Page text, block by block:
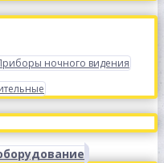
ночного видения